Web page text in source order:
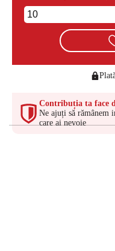
Contribuția ta face
Ne ajuți să rămânem
care ai nevoie